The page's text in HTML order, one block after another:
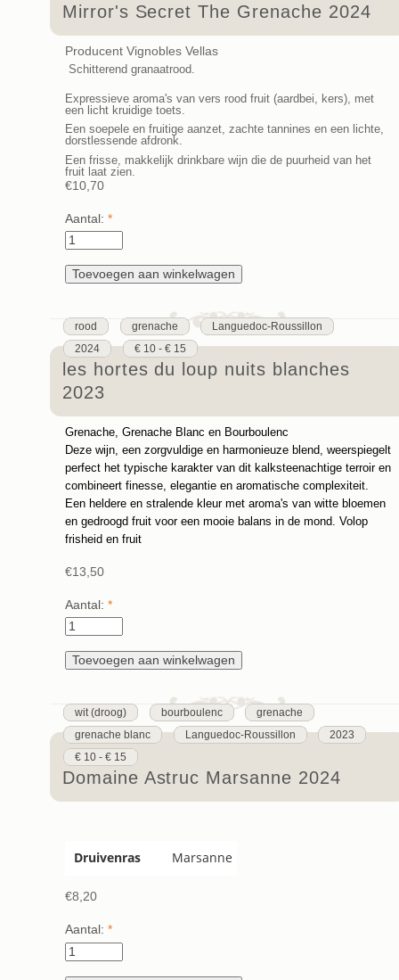
Mirror's Secret The Grenache 2024
Producent Vignobles Vellas
Schitterend granaatrood.
Expressieve aroma's van vers rood fruit (aardbei, kers), met
een licht kruidige toets.
Een soepele en fruitige aanzet, zachte tannines en een lichte,
dorstlessende afdronk.
Een frisse, makkelijk drinkbare wijn die de puurheid van het
fruit laat zien.
€10,70
Aantal: *
rood grenache
Languedoc-Roussillon
2024
€ 10 - € 15
les hortes du loup nuits blanches
2023
Grenache, Grenache Blanc en Bourboulenc
Deze wijn, een zorgvuldige en harmonieuze blend, weerspiegelt
perfect het typische karakter van dit kalksteenachtige terroir en
combineert finesse, elegantie en aromatische complexiteit.
Een heldere en stralende kleur met aroma's van witte bloemen
en gedroogd fruit voor een mooie balans in de mond. Volop
frisheid en fruit
€13,50
Aantal: *
wit (droog) bourboulenc
grenache
grenache blanc
Languedoc-Roussillon
2023
€ 10 - € 15
Domaine Astruc Marsanne 2024
Druivenras Marsanne
€8,20
Aantal: *